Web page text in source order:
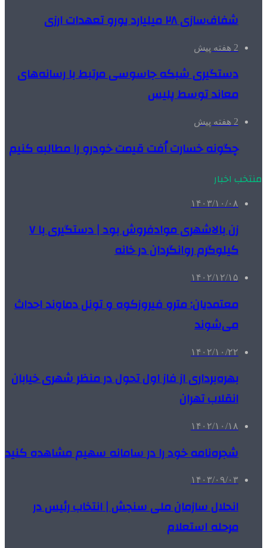
شفاف‌سازی ۲۸ میلیارد یورو تعهدات ارزی
2 هفته پیش
دستگیری شبکه جاسوسی مرتبط با رسانه‌های
معاند توسط پلیس
2 هفته پیش
چگونه خسارت اُفت قیمت خودرو را مطالبه کنیم
منتخب اخبار
۱۴۰۳/۱۰/۰۸
زن بالاشهری موادفروش بود | دستگیری با ۷
کیلوگرم روانگردان در خانه
۱۴۰۲/۱۲/۱۵
معتمدیان: مترو فیروزکوه و تونل دماوند احداث
می‌شوند
۱۴۰۲/۱۰/۲۲
بهره‌برداری از فاز اول تحول در منظر شهری خیابان
انقلاب تهران
۱۴۰۲/۱۰/۱۸
شجره‌نامه خود را در سامانه سهیم مشاهده کنید
۱۴۰۳/۰۹/۰۳
انحلال سازمان ملی سنجش | انتخاب رئیس در
مرحله استعلام